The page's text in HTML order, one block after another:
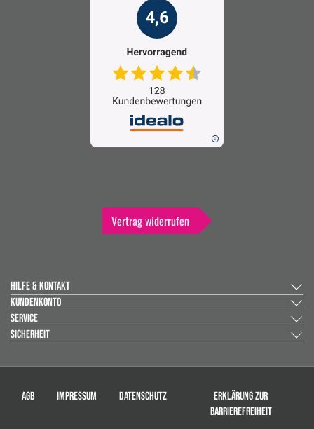
Vertrag widerrufen
HILFE & KONTAKT
KUNDENKONTO
SERVICE
SICHERHEIT
AGB IMPRESSUM DATENSCHUTZ
ERKLÄRUNG ZUR
BARRIEREFREIHEIT